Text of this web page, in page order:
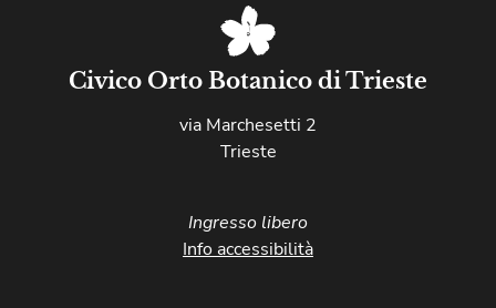
Civico Orto Botanico di Trieste
via Marchesetti 2
Trieste
Ingresso libero
Info accessibilità